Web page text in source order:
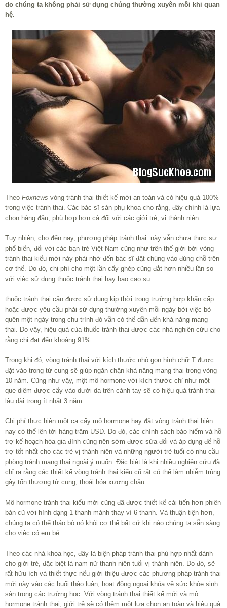
do chúng ta không phải sử dụng chúng thường xuyên mỗi khi quan
hệ.
Theo Foxnews vòng tránh thai thiết kế mới an toàn và có hiệu quả 100%
trong việc tránh thai. Các bác sĩ sản phụ khoa cho rằng, đây chính là lựa
chọn hàng đầu, phù hợp hơn cả đối với các giới trẻ, vị thành niên.
Tuy nhiên, cho đến nay, phương pháp tránh thai này vẫn chưa thực sự
phổ biến, đối với các bạn trẻ Việt Nam cũng như trên thế giới bởi vòng
tránh thai kiểu mới này phải nhờ đến bác sĩ đặt chúng vào đúng chỗ trên
cơ thể. Do đó, chi phí cho một lần cấy ghép cũng đắt hơn nhiều lần so
với việc sử dụng thuốc tránh thai hay bao cao su.
thuốc tránh thai cần được sử dụng kịp thời trong trường hợp khẩn cấp
hoặc được yêu cầu phải sử dụng thường xuyên mỗi ngày bởi việc bỏ
quên một ngày trong chu trình đó vẫn có thể dẫn đến khả năng mang
thai. Do vậy, hiệu quả của thuốc tránh thai được các nhà nghiên cứu cho
rằng chỉ đạt đến khoảng 91%.
Trong khi đó, vòng tránh thai với kích thước nhỏ gọn hình chữ T được
đặt vào trong tử cung sẽ giúp ngăn chặn khả năng mang thai trong vòng
10 năm. Cũng như vậy, một mô hormone với kích thước chỉ như một
que diêm được cấy vào dưới da trên cánh tay sẽ có hiệu quả tránh thai
lâu dài trong ít nhất 3 năm.
Chi phí thực hiện một ca cấy mô hormone hay đặt vòng tránh thai hiện
nay có thể lên tới hàng trăm USD. Do đó, các chính sách bảo hiểm và hỗ
trợ kế hoạch hóa gia đình cũng nên sớm được sửa đổi và áp dụng để hỗ
trợ tốt nhất cho các trẻ vị thành niên và những người trẻ tuổi có nhu cầu
phòng tránh mang thai ngoài ý muốn. Đặc biệt là khi nhiều nghiên cứu đã
chỉ ra rằng các thiết kế vòng tránh thai kiểu cũ rất có thể làm nhiễm trùng
gây tổn thương tử cung, thoái hóa xương chậu.
Mô hormone tránh thai kiểu mới cũng đã được thiết kế cải tiến hơn phiên
bản cũ với hình dạng 1 thanh mảnh thay vì 6 thanh. Và thuận tiện hơn,
chúng ta có thể tháo bỏ nó khỏi cơ thể bất cứ khi nào chúng ta sẵn sàng
cho việc có em bé.
Theo các nhà khoa học, đây là biện pháp tránh thai phù hợp nhất dành
cho giới trẻ, đặc biệt là nam nữ thanh niên tuổi vị thành niên. Do đó, sẽ
rất hữu ích và thiết thực nếu giới thiệu được các phương pháp tránh thai
mới này vào các buổi thảo luận, hoạt động ngoại khóa về sức khỏe sinh
sản trong các trường học. Với vòng tránh thai thiết kế mới và mô
hormone tránh thai, giới trẻ sẽ có thêm một lựa chọn an toàn và hiệu quả